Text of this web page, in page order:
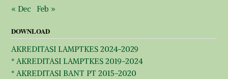
« Dec Feb »
DOWNLOAD
AKREDITASI LAMPTKES 2024-2029
* AKREDITASI LAMPTKES 2019-2024
* AKREDITASI BANT PT 2015-2020